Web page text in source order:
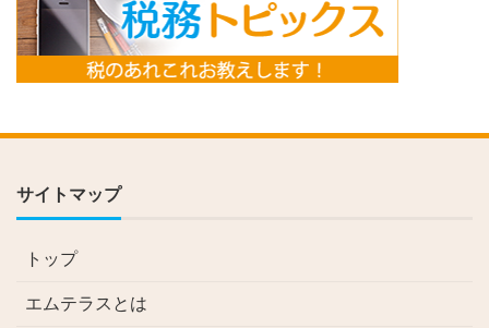
サイトマップ
トップ
エムテラスとは